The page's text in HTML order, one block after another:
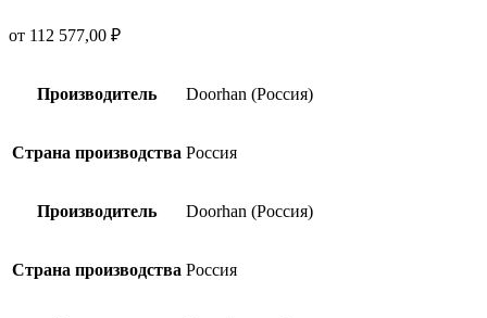
от 112 577,00 ₽
Производитель Doorhan (Россия)
Страна производства Россия
Производитель Doorhan (Россия)
Страна производства Россия